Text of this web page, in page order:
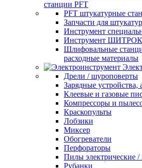
станции PFT
PFT штукатурные
Запчасти для
Инструмент
Инструмент ШИТРОК
Шлифовальные
расходные материалы
Дрели / шуроповерты
Зарядные устройства,
Клеевые и газовые
Компрессоры и
Краскопульты
Лобзики
Миксер
Обогреватели
Перфораторы
Пилы электрические
Рубанки